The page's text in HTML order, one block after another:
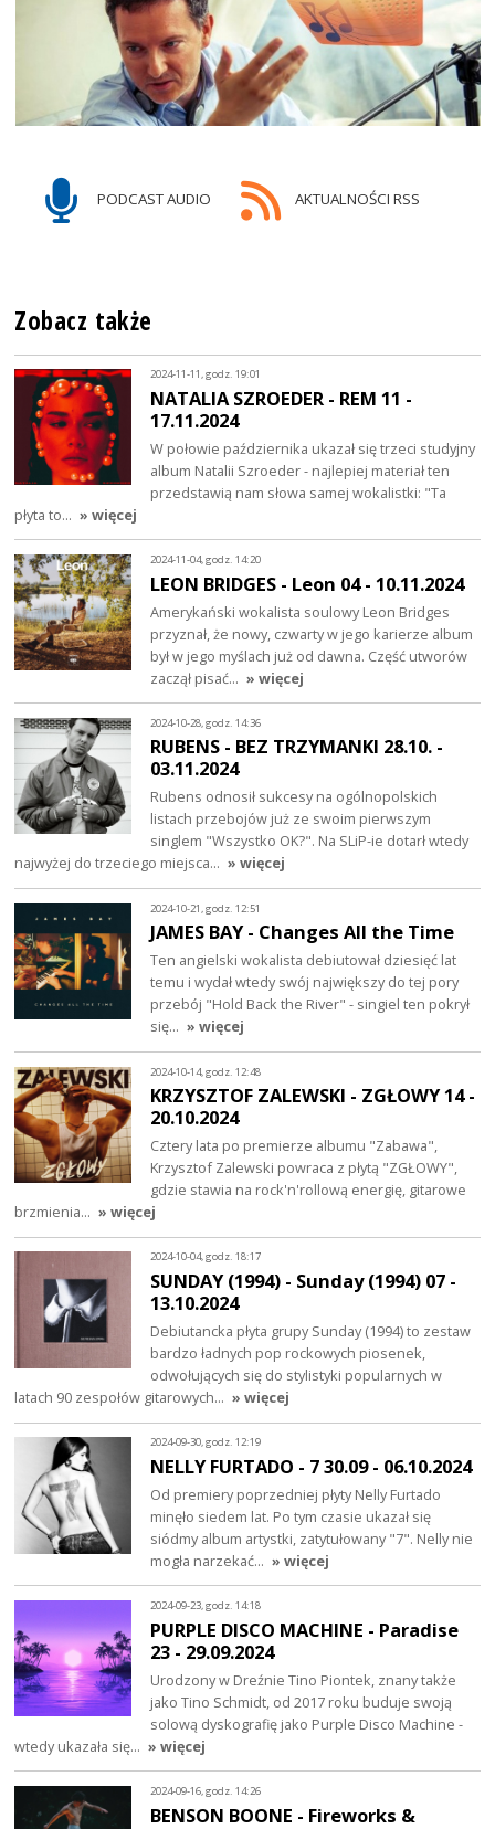
PODCAST AUDIO AKTUALNOŚCI RSS
Zobacz także
2024-11-11, godz. 19:01
NATALIA SZROEDER - REM 11 -
17.11.2024
W połowie października ukazał się trzeci studyjny
album Natalii Szroeder - najlepiej materiał ten
przedstawią nam słowa samej wokalistki: "Ta
płyta to… » więcej
2024-11-04, godz. 14:20
LEON BRIDGES - Leon 04 - 10.11.2024
Amerykański wokalista soulowy Leon Bridges
przyznał, że nowy, czwarty w jego karierze album
był w jego myślach już od dawna. Część utworów
zaczął pisać… » więcej
2024-10-28, godz. 14:36
RUBENS - BEZ TRZYMANKI 28.10. -
03.11.2024
Rubens odnosił sukcesy na ogólnopolskich
listach przebojów już ze swoim pierwszym
singlem "Wszystko OK?". Na SLiP-ie dotarł wtedy
najwyżej do trzeciego miejsca… » więcej
2024-10-21, godz. 12:51
JAMES BAY - Changes All the Time
Ten angielski wokalista debiutował dziesięć lat
temu i wydał wtedy swój największy do tej pory
przebój "Hold Back the River" - singiel ten pokrył
się… » więcej
2024-10-14, godz. 12:48
KRZYSZTOF ZALEWSKI - ZGŁOWY 14 -
20.10.2024
Cztery lata po premierze albumu "Zabawa",
Krzysztof Zalewski powraca z płytą "ZGŁOWY",
gdzie stawia na rock'n'rollową energię, gitarowe
brzmienia… » więcej
2024-10-04, godz. 18:17
SUNDAY (1994) - Sunday (1994) 07 -
13.10.2024
Debiutancka płyta grupy Sunday (1994) to zestaw
bardzo ładnych pop rockowych piosenek,
odwołujących się do stylistyki popularnych w
latach 90 zespołów gitarowych… » więcej
2024-09-30, godz. 12:19
NELLY FURTADO - 7 30.09 - 06.10.2024
Od premiery poprzedniej płyty Nelly Furtado
minęło siedem lat. Po tym czasie ukazał się
siódmy album artystki, zatytułowany "7". Nelly nie
mogła narzekać… » więcej
2024-09-23, godz. 14:18
PURPLE DISCO MACHINE - Paradise
23 - 29.09.2024
Urodzony w Dreźnie Tino Piontek, znany także
jako Tino Schmidt, od 2017 roku buduje swoją
solową dyskografię jako Purple Disco Machine -
wtedy ukazała się… » więcej
2024-09-16, godz. 14:26
BENSON BOONE - Fireworks &